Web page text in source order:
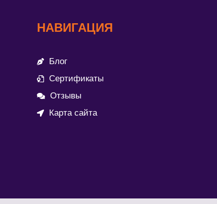
НАВИГАЦИЯ
Блог
Сертификаты
Отзывы
Карта сайта